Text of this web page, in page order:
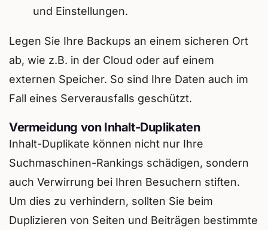
und Einstellungen.
Legen Sie Ihre Backups an einem sicheren Ort
ab, wie z.B. in der Cloud oder auf einem
externen Speicher. So sind Ihre Daten auch im
Fall eines Serverausfalls geschützt.
Vermeidung von Inhalt-Duplikaten
Inhalt-Duplikate können nicht nur Ihre
Suchmaschinen-Rankings schädigen, sondern
auch Verwirrung bei Ihren Besuchern stiften.
Um dies zu verhindern, sollten Sie beim
Duplizieren von Seiten und Beiträgen bestimmte